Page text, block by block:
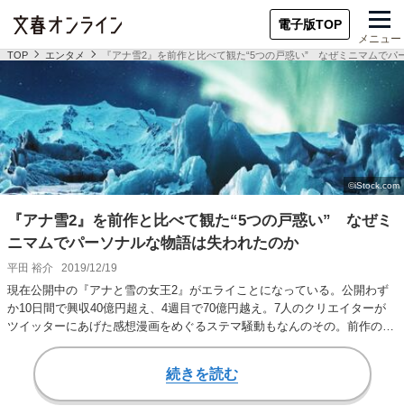
電子版TOP
メニュー
TOP エンタメ 『アナ雪2』を前作と比べて観た“5つの戸惑い” なぜミニマムでパ
『アナ雪2』を前作と比べて観た“5つの戸惑い” なぜミ
ニマムでパーソナルな物語は失われたのか
平田 裕介 2019/12/19
現在公開中の『アナと雪の女王2』がエライことになっている。公開わず
か10日間で興収40億円超え、4週目で70億円越え。7人のクリエイターが
ツイッターにあげた感想漫画をめぐるステマ騒動もなんのその。前作の興
収255億…
続きを読む